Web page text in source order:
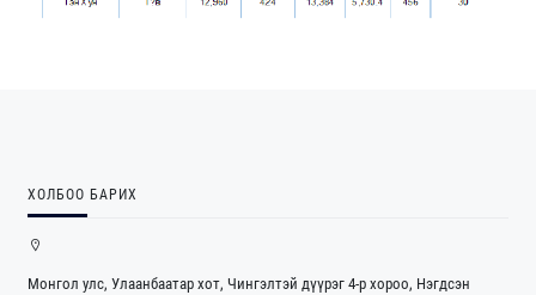
ХОЛБОО БАРИХ
Монгол улс, Улаанбаатар хот, Чингэлтэй дүүрэг 4-р хороо, Нэгдсэн